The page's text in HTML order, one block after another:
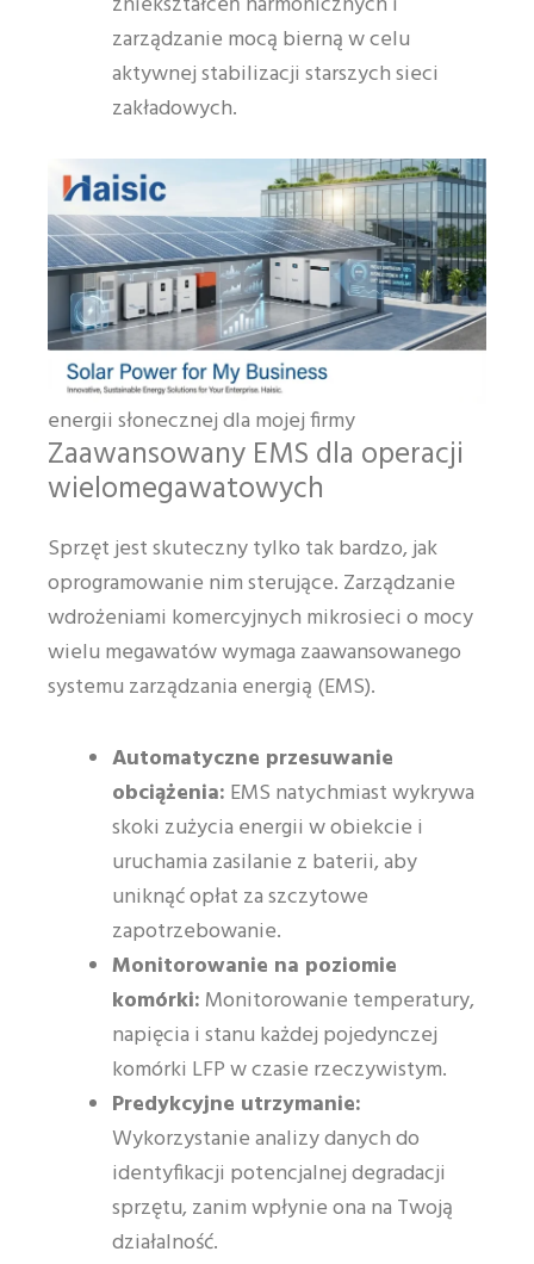
zarządzanie mocą bierną w celu
aktywnej stabilizacji starszych sieci
zakładowych.
energii słonecznej dla mojej firmy
Zaawansowany EMS dla operacji
wielomegawatowych
Sprzęt jest skuteczny tylko tak bardzo, jak
oprogramowanie nim sterujące. Zarządzanie
wdrożeniami komercyjnych mikrosieci o mocy
wielu megawatów wymaga zaawansowanego
systemu zarządzania energią (EMS).
Automatyczne przesuwanie
obciążenia: EMS natychmiast wykrywa
skoki zużycia energii w obiekcie i
uruchamia zasilanie z baterii, aby
uniknąć opłat za szczytowe
zapotrzebowanie.
Monitorowanie na poziomie
komórki: Monitorowanie temperatury,
napięcia i stanu każdej pojedynczej
komórki LFP w czasie rzeczywistym.
Predykcyjne utrzymanie:
Wykorzystanie analizy danych do
identyfikacji potencjalnej degradacji
sprzętu, zanim wpłynie ona na Twoją
działalność.